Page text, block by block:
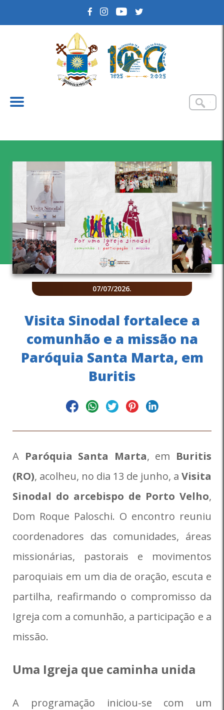
07/07/2026.
Visita Sinodal fortalece a
comunhão e a missão na
Paróquia Santa Marta, em
Buritis
A Paróquia Santa Marta, em Buritis
(RO), acolheu, no dia 13 de junho, a Visita
Sinodal do arcebispo de Porto Velho,
Dom Roque Paloschi. O encontro reuniu
coordenadores das comunidades, áreas
missionárias, pastorais e movimentos
paroquiais em um dia de oração, escuta e
partilha, reafirmando o compromisso da
Igreja com a comunhão, a participação e a
missão.
Uma Igreja que caminha unida
A programação iniciou-se com um